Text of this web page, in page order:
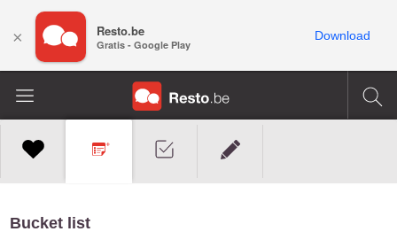
Bucket list
× Resto.be
Gratis - Google Play
Download